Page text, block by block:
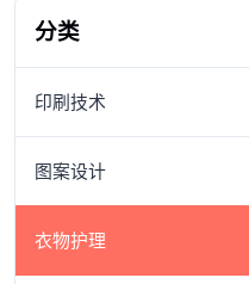
分类
印刷技术
图案设计
衣物护理